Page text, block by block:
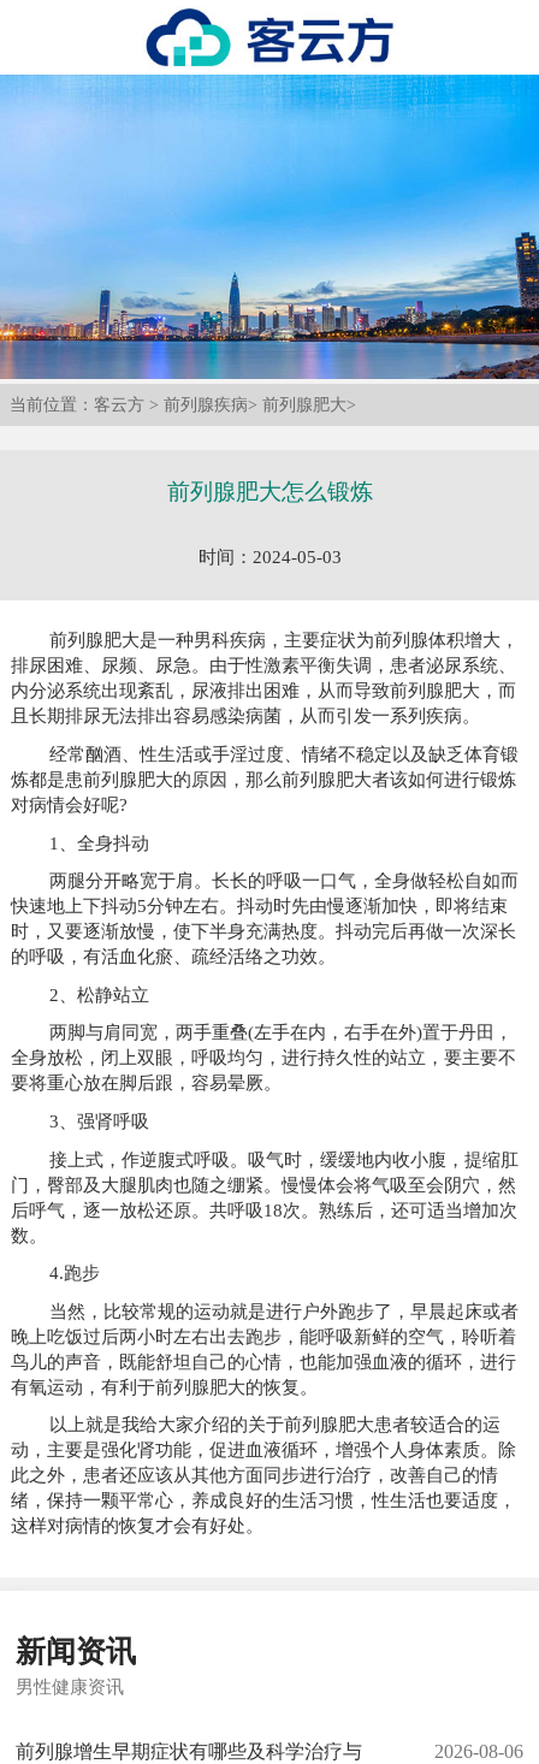
当前位置： 客云方 > 前列腺疾病> 前列腺肥大>
前列腺肥大怎么锻炼
时间：2024-05-03
前列腺肥大是一种男科疾病，主要症状为前列腺体积增大，
排尿困难、尿频、尿急。由于性激素平衡失调，患者泌尿系统、
内分泌系统出现紊乱，尿液排出困难，从而导致前列腺肥大，而
且长期排尿无法排出容易感染病菌，从而引发一系列疾病。
经常酗酒、性生活或手淫过度、情绪不稳定以及缺乏体育锻
炼都是患前列腺肥大的原因，那么前列腺肥大者该如何进行锻炼
对病情会好呢?
1、全身抖动
两腿分开略宽于肩。长长的呼吸一口气，全身做轻松自如而
快速地上下抖动5分钟左右。抖动时先由慢逐渐加快，即将结束
时，又要逐渐放慢，使下半身充满热度。抖动完后再做一次深长
的呼吸，有活血化瘀、疏经活络之功效。
2、松静站立
两脚与肩同宽，两手重叠(左手在内，右手在外)置于丹田，
全身放松，闭上双眼，呼吸均匀，进行持久性的站立，要主要不
要将重心放在脚后跟，容易晕厥。
3、强肾呼吸
接上式，作逆腹式呼吸。吸气时，缓缓地内收小腹，提缩肛
门，臀部及大腿肌肉也随之绷紧。慢慢体会将气吸至会阴穴，然
后呼气，逐一放松还原。共呼吸18次。熟练后，还可适当增加次
数。
4.跑步
当然，比较常规的运动就是进行户外跑步了，早晨起床或者
晚上吃饭过后两小时左右出去跑步，能呼吸新鲜的空气，聆听着
鸟儿的声音，既能舒坦自己的心情，也能加强血液的循环，进行
有氧运动，有利于前列腺肥大的恢复。
以上就是我给大家介绍的关于前列腺肥大患者较适合的运
动，主要是强化肾功能，促进血液循环，增强个人身体素质。除
此之外，患者还应该从其他方面同步进行治疗，改善自己的情
绪，保持一颗平常心，养成良好的生活习惯，性生活也要适度，
这样对病情的恢复才会有好处。
新闻资讯
男性健康资讯
前列腺增生早期症状有哪些及科学治疗与 2026-08-06